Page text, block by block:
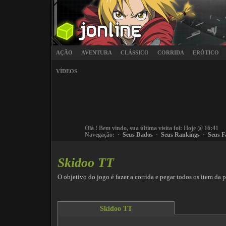
AÇÃO AVENTURA CLÁSSICO CORRIDA ERÓTICO
VÍDEOS
Olá ! Bem vindo, sua última visita foi: Hoje @ 16:41
Navegação: · Seus Dados · Seus Rankings · Seus
Skidoo TT
O objetivo do jogo é fazer a corrida e pegar todos os item da
Skidoo TT